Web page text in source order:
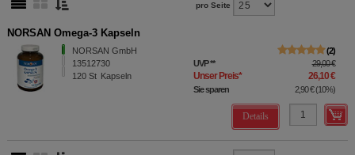
pro Seite
NORSAN Omega-3 Kapseln
NORSAN GmbH
13512730
120 St Kapseln
2
UVP** 29,00 €
Unser Preis* 26,10 €
Sie sparen 2,90 €(10%)
Details